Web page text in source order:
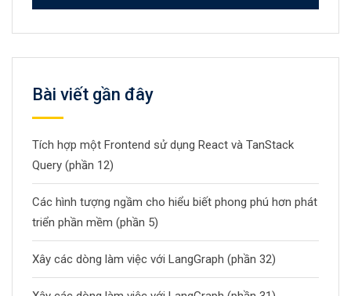
Bài viết gần đây
Tích hợp một Frontend sử dụng React và TanStack
Query (phần 12)
Các hình tượng ngầm cho hiểu biết phong phú hơn phát
triển phần mềm (phần 5)
Xây các dòng làm việc với LangGraph (phần 32)